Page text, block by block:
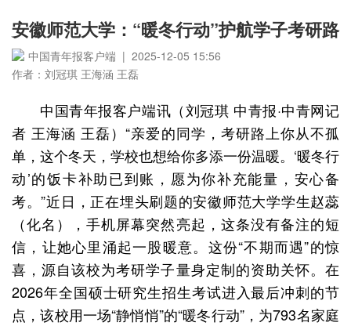
安徽师范大学：“暖冬行动”护航学子考研路
中国青年报客户端 | 2025-12-05 15:56
作者：刘冠琪 王海涵 王磊
中国青年报客户端讯（刘冠琪 中青报·中青网记
者 王海涵 王磊）“亲爱的同学，考研路上你从不孤
单，这个冬天，学校也想给你多添一份温暖。‘暖冬行
动’的饭卡补助已到账，愿为你补充能量，安心备
考。”近日，正在埋头刷题的安徽师范大学学生赵蕊
（化名），手机屏幕突然亮起，这条没有备注的短
信，让她心里涌起一股暖意。这份“不期而遇”的惊
喜，源自该校为考研学子量身定制的资助关怀。在
2026年全国硕士研究生招生考试进入最后冲刺的节
点，该校用一场“静悄悄”的“暖冬行动”，为793名家庭